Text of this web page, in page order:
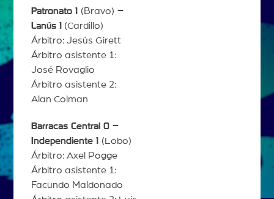
Patronato 1 (Bravo) –
Lanús 1 (Cardillo)
Árbitro: Jesús Girett
Árbitro asistente 1:
José Rovaglio
Árbitro asistente 2:
Alan Colman
Barracas Central 0 –
Independiente 1 (Lobo)
Árbitro: Axel Pogge
Árbitro asistente 1:
Facundo Maldonado